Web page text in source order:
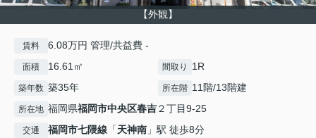
【外観】
賃料 6.08万円 管理/共益費 -
面積 16.61㎡ 間取り 1R
築年数 築35年 所在階 11階/13階建
所在地 福岡県福岡市中央区春吉２丁目9-25
交通 福岡市七隈線 「天神南 」駅 徒歩8分